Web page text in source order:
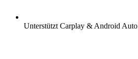
Unterstützt Carplay & Android Auto